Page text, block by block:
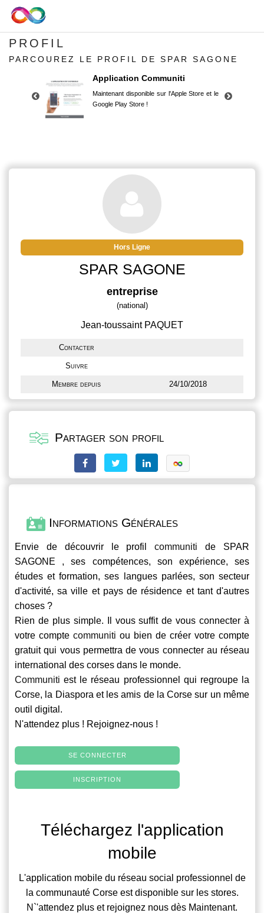
PROFIL
PARCOUREZ LE PROFIL DE SPAR SAGONE
Application Communiti
Maintenant disponible sur l'Apple Store et le
Google Play Store !
Google Play Store !
Hors Ligne
SPAR SAGONE
entreprise
(national)
Jean-toussaint PAQUET
Contacter
Suivre
Membre depuis 24/10/2018
Partager son profil
Informations Générales
Envie de découvrir le profilcommuniti de SPAR
SAGONE , ses compétences, son expérience, ses
études et formation, ses langues parlées, son secteur
d'activité, sa ville et pays de résidence et tant d'autres
choses ?
Rien de plus simple. Il vous suffit de vous connecter à
votre compte communiti ou bien de créer votre compte
gratuit qui vous permettra de vous connecter au réseau
international des corses dans le monde.
Communiti est le réseau professionnel qui regroupe la
Corse, la Diaspora et les amis de la Corse sur un même
outil digital.
N'attendez plus ! Rejoignez-nous !
SE CONNECTER
INSCRIPTION
Téléchargez l'application
mobile
L'application mobile du réseau social professionnel de
la communauté Corse est disponible sur les stores.
N`'attendez plus et rejoignez nous dès Maintenant.